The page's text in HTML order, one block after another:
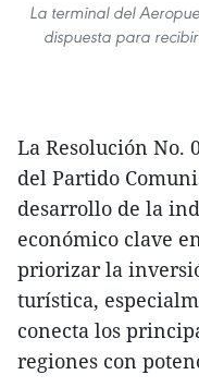
La terminal del
dispuesta para
La Resolución No.
del Partido
desarrollo de la
económico clave
priorizar la
turística,
conecta los
regiones con